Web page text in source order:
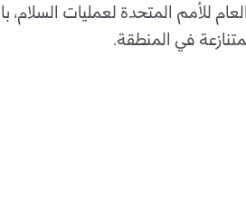
للأمم المتحدة لعمليات السلام،
في المنطقة.